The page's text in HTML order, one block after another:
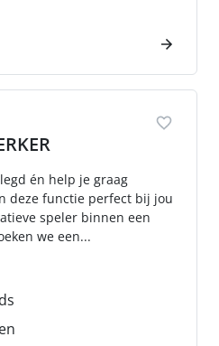
én help je graag
deze functie perfect bij jou
speler binnen een
we een...